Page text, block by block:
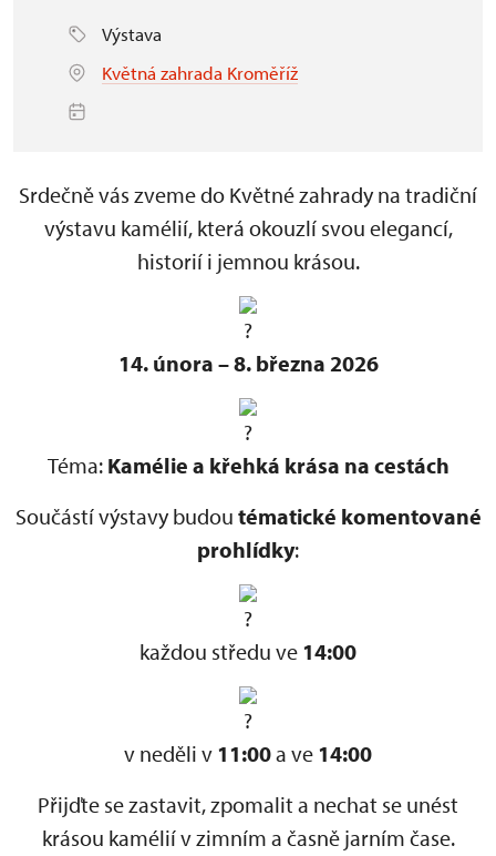
Výstava
Květná zahrada Kroměříž
Srdečně vás zveme do Květné zahrady na tradiční
výstavu kamélií, která okouzlí svou elegancí,
historií i jemnou krásou.
14. února – 8. března 2026
Téma: Kamélie a křehká krása na cestách
Součástí výstavy budou tématické komentované
prohlídky:
každou středu ve 14:00
v neděli v 11:00a ve 14:00
Přijďte se zastavit, zpomalit a nechat se unést
krásou kamélií v zimním a časně jarním čase.